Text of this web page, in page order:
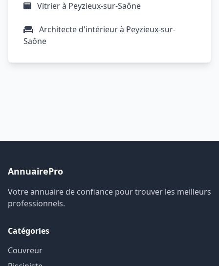
Vitrier à Peyzieux-sur-Saône
Architecte d'intérieur à Peyzieux-sur-
Saône
AnnuairePro
Votre annuaire de confiance pour trouver les meilleurs
professionnels.
Catégories
Couvreur